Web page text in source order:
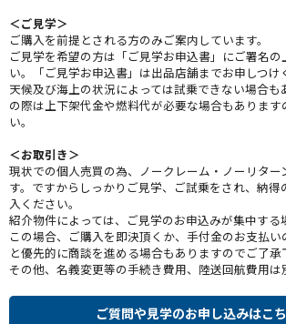
＜ご見学＞
ご購入を前提とされる方のみご案内しています。
ご見学を希望の方は「ご見学お申込書」にご署名の
い。「ご見学お申込書」は出品店舗までお申しつけ
天候及び海上の状況によっては試乗できない場合も
の際は上下架代金や燃料代が必要な場合もあります
い。
＜お取引き＞
現状での個人売買の為、ノークレーム・ノーリター
す。ですからしっかりご見学、ご試乗をされ、納
入ください。
紹介物件によっては、ご見学のお申込みが集中する
この場合、ご購入を即決頂くか、手付金のお支払
と優先的に商談を進める場合もありますのでご了承
その他、名義変更等の手続き費用、陸送回航費用は
ご質問や見学のお申し込みはこ